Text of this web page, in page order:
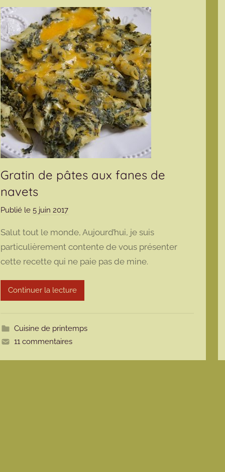
Gratin de pâtes aux fanes de
navets
Publié le 5 juin 2017p
r
m
a
m
o
t
e
Salut tout le monde, Aujourd’hui, je suis
particulièrement contente de vous présenter
cette recette qui ne paie pas de mine.
Continuer la lecture
Cuisine de printemps
11 commentaires